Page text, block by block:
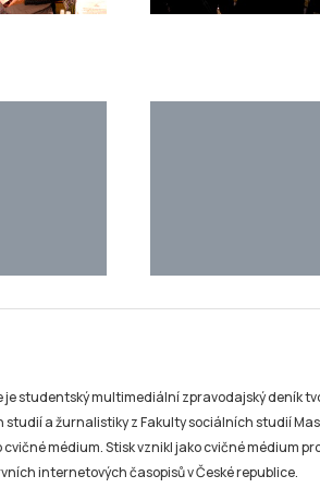
je studentský multimediální zpravodajský deník
médium. Stisk vznikl jako cvičné médium pro
zájemci najdou studentský deník Stisk Online,
dalších žurnalistických kurzů (s přesahem na
redakčního prostředí, každý student si tak